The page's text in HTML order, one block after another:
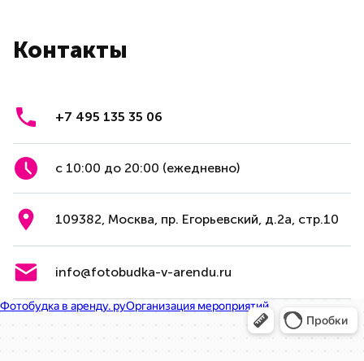
Контакты
+7 495 135 35 06
с 10:00 до 20:00 (ежедневно)
109382, Москва, пр. Егорьевский, д.2а, стр.10
info@fotobudka-v-arendu.ru